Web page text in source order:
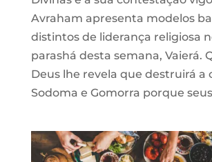
Avraham apresenta modelos
distintos de liderança religiosa
parashá desta semana, Vaierá.
Deus lhe revela que destruirá a
Sodoma e Gomorra porque